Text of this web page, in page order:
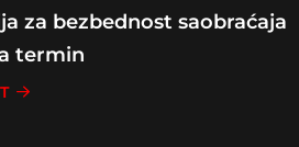
za bezbednost saobraćaja
termin